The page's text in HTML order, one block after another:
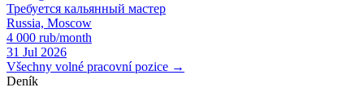
Требуется кальянный мастер
Russia, Moscow
4 000 rub/month
31 Jul 2026
Všechny volné pracovní pozice →
Deník